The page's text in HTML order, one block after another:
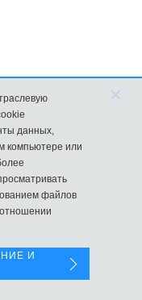
Pink Overdye
данных,
компьютере или
файлов
×
И